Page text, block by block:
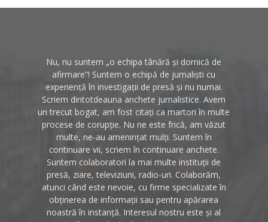
Nu, nu suntem „o echipa tânără și dornică de
afirmare”! Suntem o echipă de jurnaliști cu
experiență în investigații de presă și nu numai.
Scriem dintotdeauna anchete jurnalistice. Avem
un trecut bogat, am fost citați ca martori în multe
procese de corupție. Nu ne este frică, am văzut
multe, ne-au amenințat mulți. Suntem în
continuare vii, scriem în continuare anchete.
Suntem colaboratori la mai multe instituții de
presă, ziare, televiziuni, radio-uri. Colaborăm,
atunci când este nevoie, cu firme specializate în
obținerea de informații sau pentru apărarea
noastră în instanță. Interesul nostru este și al